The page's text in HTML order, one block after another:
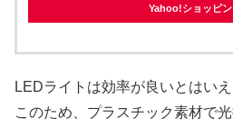
Yahoo!ショッピ
LEDライトは効率が良いとはい
このため、プラスチック素材で